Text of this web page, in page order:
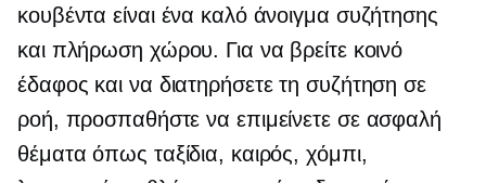
κουβέντα είναι ένα καλό άνοιγμα συζήτησης
και πλήρωση χώρου. Για να βρείτε κοινό
έδαφος και να διατηρήσετε τη συζήτηση σε
ροή, προσπαθήστε να επιμείνετε σε ασφαλή
θέματα όπως ταξίδια, καιρός, χόμπι,